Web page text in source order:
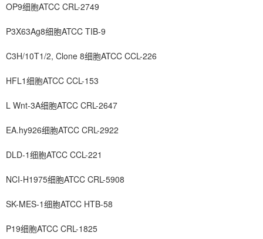
OP9细胞ATCC CRL-2749
P3X63Ag8细胞ATCC TIB-9
C3H/10T1/2, Clone 8细胞ATCC CCL-226
HFL1细胞ATCC CCL-153
L Wnt-3A细胞ATCC CRL-2647
EA.hy926细胞ATCC CRL-2922
DLD-1细胞ATCC CCL-221
NCI-H1975细胞ATCC CRL-5908
SK-MES-1细胞ATCC HTB-58
P19细胞ATCC CRL-1825